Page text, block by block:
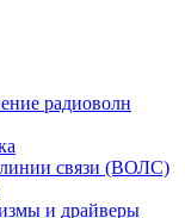
радиоволн
связи (ВОЛС)
и драйверы